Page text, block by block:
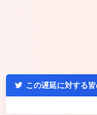
この遅延に対する